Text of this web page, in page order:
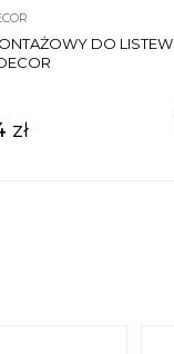
DO LISTEW
zł